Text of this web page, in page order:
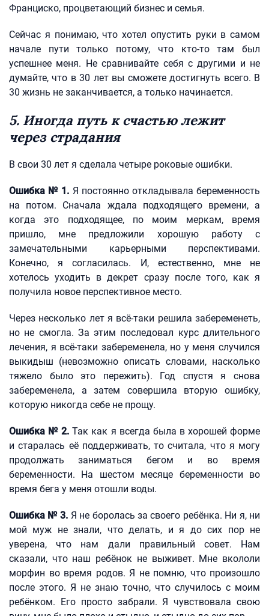
Франциско, процветающий бизнес и семья.
Сейчас я понимаю, что хотел опустить руки в самом
начале пути только потому, что кто-то там был
успешнее меня. Не сравнивайте себя с другими и не
думайте, что в 30 лет вы сможете достигнуть всего. В
30 жизнь не заканчивается, а только начинается.
5. Иногда путь к счастью лежит
через страдания
В свои 30 лет я сделала четыре роковые ошибки.
Ошибка № 1. Я постоянно откладывала беременность
на потом. Сначала ждала подходящего времени, а
когда это подходящее, по моим меркам, время
пришло, мне предложили хорошую работу с
замечательными карьерными перспективами.
Конечно, я согласилась. И, естественно, мне не
хотелось уходить в декрет сразу после того, как я
получила новое перспективное место.
Через несколько лет я всё-таки решила забеременеть,
но не смогла. За этим последовал курс длительного
лечения, я всё-таки забеременела, но у меня случился
выкидыш (невозможно описать словами, насколько
тяжело было это пережить). Год спустя я снова
забеременела, а затем совершила вторую ошибку,
которую никогда себе не прощу.
Ошибка № 2. Так как я всегда была в хорошей форме
и старалась её поддерживать, то считала, что я могу
продолжать заниматься бегом и во время
беременности. На шестом месяце беременности во
время бега у меня отошли воды.
Ошибка № 3. Я не боролась за своего ребёнка. Ни я, ни
мой муж не знали, что делать, и я до сих пор не
уверена, что нам дали правильный совет. Нам
сказали, что наш ребёнок не выживет. Мне вкололи
морфин во время родов. Я не помню, что произошло
после этого. Я не знаю точно, что случилось с моим
ребёнком. Его просто забрали. Я чувствовала свою